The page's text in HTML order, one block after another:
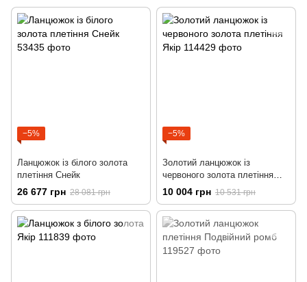
−5%
Ланцюжок із білого золота
плетіння Снейк
26 677 грн 28 081 грн
−5%
Золотий ланцюжок із
червоного золота плетіння
Якір
10 004 грн 10 531 грн